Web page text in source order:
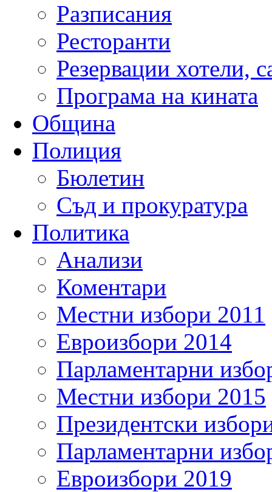
Разписания
Ресторанти
Резервации хотели,
Програма на кината
Община
Полиция
Бюлетин
Съд и прокуратура
Политика
Анализи
Коментари
Местни избори 2011
Евроизбори 2014
Парламентарни
Местни избори 2015
Президентски
Парламентарни
Евроизбори 2019